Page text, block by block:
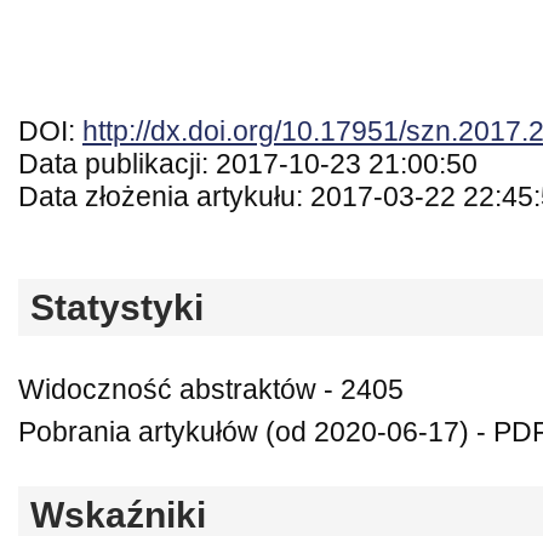
DOI: http://dx.doi.org/10.17951/
Data publikacji: 2017-10-23 21:00:50
Data złożenia artykułu: 2017-03-22
Statystyki
Widoczność abstraktów - 2405
Pobrania artykułów (od 2020-06-17) -
Wskaźniki